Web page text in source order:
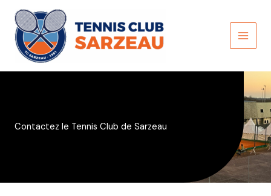
contenu
Contactez le Tennis Club de Sarzeau